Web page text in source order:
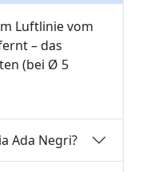
Luftlinie vom
– das
(bei Ø 5
Ada Negri?